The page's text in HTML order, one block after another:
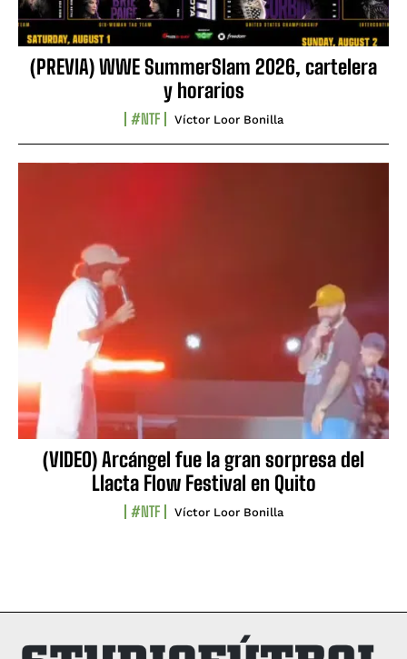
(PREVIA) WWE SummerSlam 2026, cartelera
y horarios
#NTF Víctor Loor Bonilla
(VIDEO) Arcángel fue la gran sorpresa del
Llacta Flow Festival en Quito
#NTF Víctor Loor Bonilla